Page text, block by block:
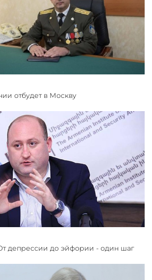
отбудет в Москву
депрессии до эйфории - один шаг